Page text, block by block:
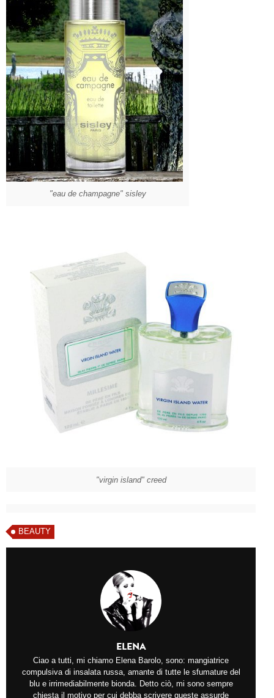
"eau de champagne" sisley
"virgin island" creed
BEAUTY
ELENA
Ciao a tutti, mi chiamo Elena Barolo, sono: mangiatrice
compulsiva di insalata russa, amante di tutte le sfumature del
blu e irrimediabilmente bionda. Detto ciò, mi sono sempre
chiesta il motivo per cui debba scrivere queste assurde